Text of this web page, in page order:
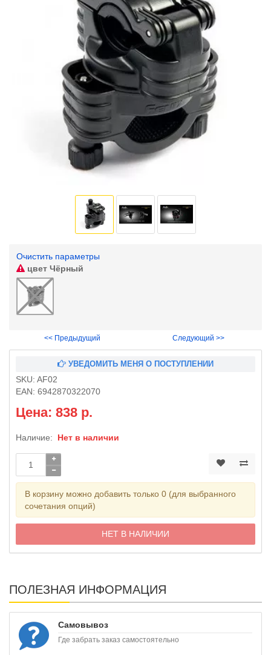
Очистить параметры
цвет Чёрный
<< Предыдущий Следующий >>
УВЕДОМИТЬ МЕНЯ О ПОСТУПЛЕНИИ
SKU: AF02
EAN: 6942870322070
Цена: 838 р.
Наличие: Нет в наличии
В корзину можно добавить только 0 (для выбранного
сочетания опций)
НЕТ В НАЛИЧИИ
ПОЛЕЗНАЯ ИНФОРМАЦИЯ
Самовывоз
Где забрать заказ самостоятельно